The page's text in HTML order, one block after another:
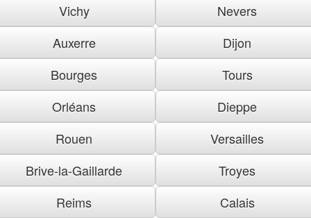
Vichy
Nevers
Auxerre
Dijon
Bourges
Tours
Orléans
Dieppe
Rouen
Versailles
Brive-la-Gaillarde
Troyes
Reims
Calais